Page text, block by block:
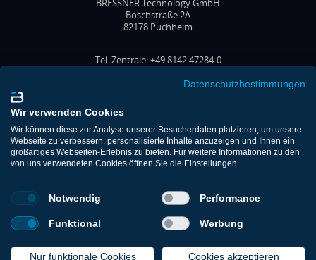
BRESSNER Technology GmbH
Boschstraße 2A
82178 Puchheim
Tel. Zentrale: +49 8142 47284-0
Fax: +49 8142 47284-77
Kontakt
Support
Download-Portal
Impressum
Cookie-Richtlinie (EU)
Datenschutzbestimmungen
Wir verwenden Cookies
Wir können diese zur Analyse unserer Besucherdaten platzieren, um unsere
Webseite zu verbessern, personalisierte Inhalte anzuzeigen und Ihnen ein
großartiges Webseiten-Erlebnis zu bieten. Für weitere Informationen zu den
von uns verwendeten Cookies öffnen Sie die Einstellungen.
Notwendig Performance
Funktional Werbung
Nur funktionale Cookies Cookies akzeptieren